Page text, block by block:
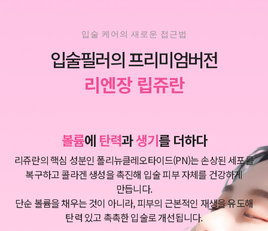
입술 케어의 새로운 접근법
입술필러의 프리미엄버전
리엔장 립쥬란
볼륨에 탄력과생기를 더하다
리쥬란의 핵심 성분인 폴리뉴클레오타이드(PN)는 손상된 세포를
복구하고콜라겐 생성을 촉진해 입술 피부 자체를 건강하게
만듭니다.
단순 볼륨을 채우는 것이 아니라, 피부의 근본적인 재생을 유도해
탄력 있고 촉촉한 입술로 개선됩니다.